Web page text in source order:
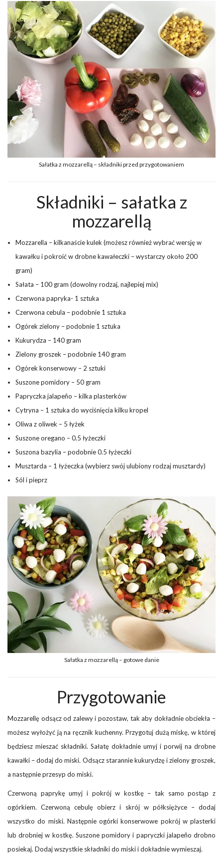
Sałatka z mozzarellą – składniki przed przygotowaniem
Składniki – sałatka z
mozzarellą
Mozzarella – kilkanaście kulek (możesz również wybrać wersję w
kawałku i pokroić w drobne kawałeczki – wystarczy około 200
gram)
Sałata – 100 gram (dowolny rodzaj, najlepiej mix)
Czerwona papryka- 1 sztuka
Czerwona cebula – podobnie 1 sztuka
Ogórek zielony – podobnie 1 sztuka
Kukurydza – 140 gram
Zielony groszek – podobnie 140 gram
Ogórek konserwowy – 2 sztuki
Suszone pomidory – 50 gram
Papryczka jalapeño – kilka plasterków
Cytryna – 1 sztuka do wyciśnięcia kilku kropel
Oliwa z oliwek – 5 łyżek
Suszone oregano – 0.5 łyżeczki
Suszona bazylia – podobnie 0.5 łyżeczki
Musztarda – 1 łyżeczka (wybierz swój ulubiony rodzaj musztardy)
Sól i pieprz
Sałatka z mozzarellą – gotowe danie
Przygotowanie
Mozzarellę odsącz od zalewy i pozostaw, tak aby dokładnie obciekła –
możesz wyłożyć ją na ręcznik kuchenny. Przygotuj dużą miskę, w której
będziesz mieszać składniki. Sałatę dokładnie umyj i porwij na drobne
kawałki – dodaj do miski. Odsącz starannie kukurydzę i zielony groszek,
a następnie przesyp do miski.
Czerwoną paprykę umyj i pokrój w kostkę – tak samo postąp z
ogórkiem. Czerwoną cebulę obierz i skrój w półksiężyce – dodaj
wszystko do miski. Następnie ogórki konserwowe pokrój w plasterki
lub drobniej w kostkę. Suszone pomidory i papryczki jalapeño drobno
posiekaj. Dodaj wszystkie składniki do miski i dokładnie wymieszaj.